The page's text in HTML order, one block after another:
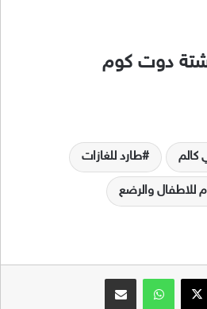
دوت كوم
كالم طارد للغازات
للاطفال والرضع
واتساب